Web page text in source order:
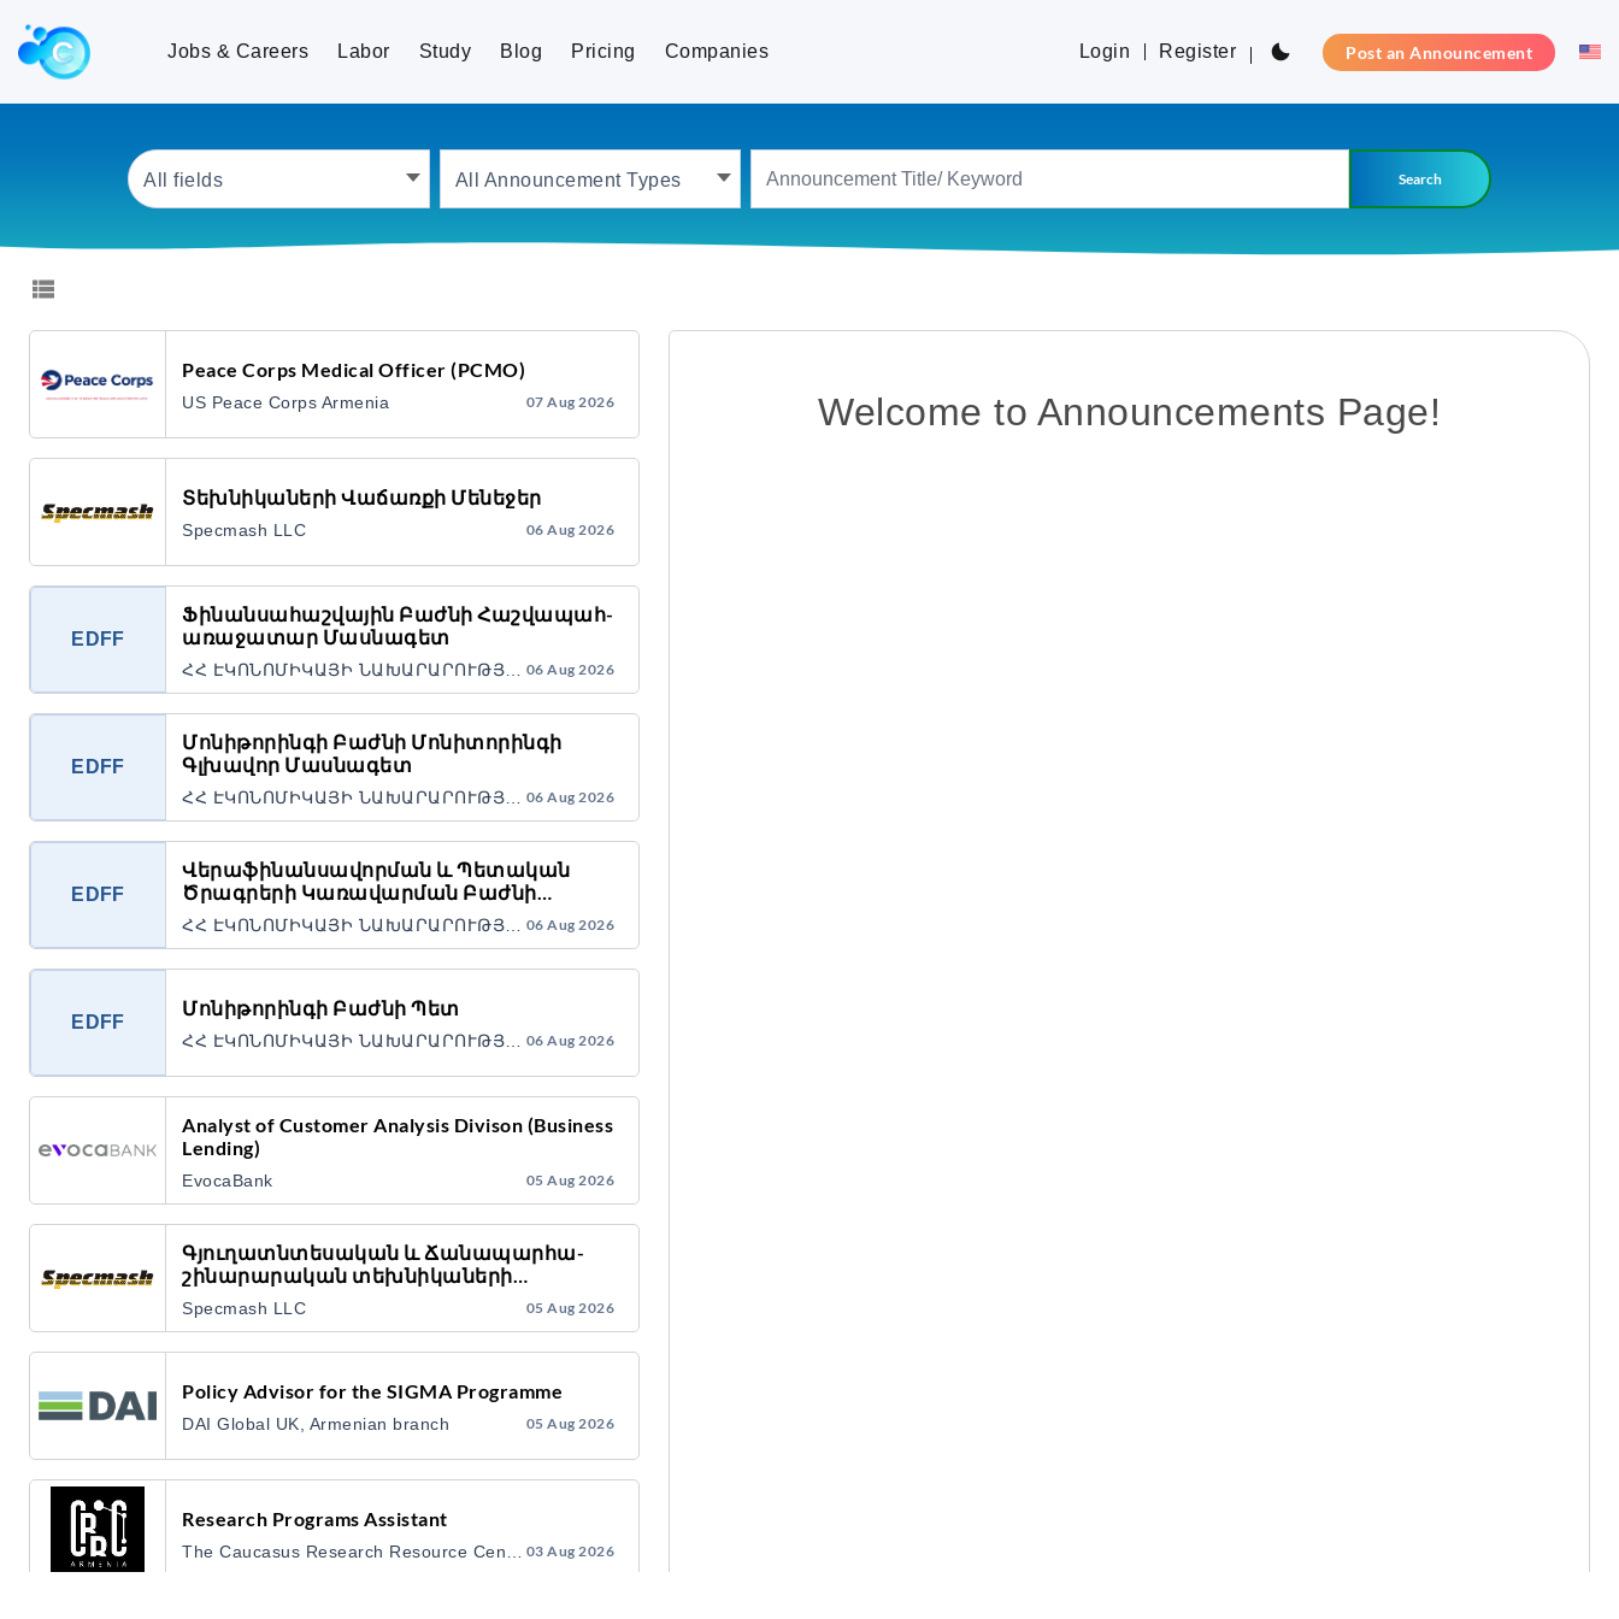
Jobs & Careers Labor Study Blog Pricing Companies Login Register Post an Announcement
All fields All Announcement Types Search
Jobs and Careers
Peace Corps Medical Officer (PCMO)
US Peace Corps Armenia 07 Aug 2026
Տեխնիկաների Վաճառքի Մենեջեր
Specmash LLC 06 Aug 2026
EDFF
Ֆինանսահաշվային Բաժնի Հաշվապահ-
առաջատար Մասնագետ
06 Aug 2026
EDFF
Մոնիթորինգի Բաժնի Մոնիտորինգի
Գլխավոր Մասնագետ
06 Aug 2026
EDFF
Վերաֆինանսավորման և Պետական
Ծրագրերի Կառավարման Բաժնի
Տնտեսագետ-գլխավոր Մասնագետ06 Aug 2026
EDFF
Մոնիթորինգի Բաժնի Պետ
06 Aug 2026
Analyst of Customer Analysis Divison (Business
Lending)
EvocaBank 05 Aug 2026
Գյուղատնտեսական և Ճանապարհա-
շինարարական տեխնիկաների
սպասարկման և ետ երաշխիքային
սպասարկման Սերվիս մենեջեր
Specmash LLC 05 Aug 2026
Policy Advisor for the SIGMA Programme
DAI Global UK, Armenian branch 05 Aug 2026
Research Programs Assistant
03 Aug 2026
Welcome to Announcements Page!